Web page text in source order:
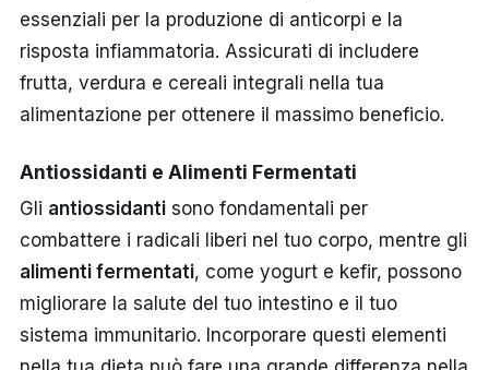
essenziali per la produzione di anticorpi e la
risposta infiammatoria. Assicurati di includere
frutta, verdura e cereali integrali nella tua
alimentazione per ottenere il massimo beneficio.
Antiossidanti e Alimenti Fermentati
Gli antiossidantisono fondamentali per
combattere i radicali liberi nel tuo corpo, mentre gli
alimenti fermentati, come yogurt e kefir, possono
migliorare la salute del tuo intestino e il tuo
sistema immunitario. Incorporare questi elementi